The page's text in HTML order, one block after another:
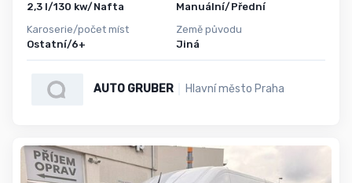
2,3 l/130 kw/Nafta
Karoserie/počet míst
Ostatní/6+
Manuální/Přední
Země původu
Jiná
AUTO GRUBER Hlavní město Praha